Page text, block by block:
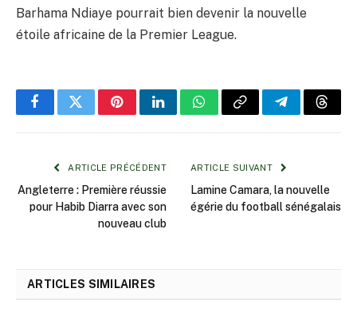
Barhama Ndiaye pourrait bien devenir la nouvelle
étoile africaine de la Premier League.
FacebookTwitterPinterestLinkedInWhatsApp
Copy
Telegram
ARTICLE PRÉCÉDENT
Angleterre : Première réussie
pour Habib Diarra avec son
nouveau club
ARTICLE SUIVANT
Lamine Camara, la nouvelle
égérie du football sénégalais
ARTICLES SIMILAIRES